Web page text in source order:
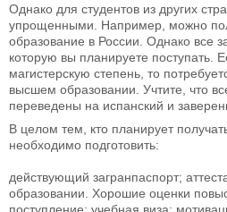
Однако для студентов из других
упрощенными. Например, можно
образование в России. Однако все
которую вы планируете поступать.
магистерскую степень, то
высшем образовании. Учтите, что
переведены на испанский и
В целом тем, кто планирует
необходимо подготовить:
действующий загранпаспорт;
образовании. Хорошие оценки
поступление; учебная виза;